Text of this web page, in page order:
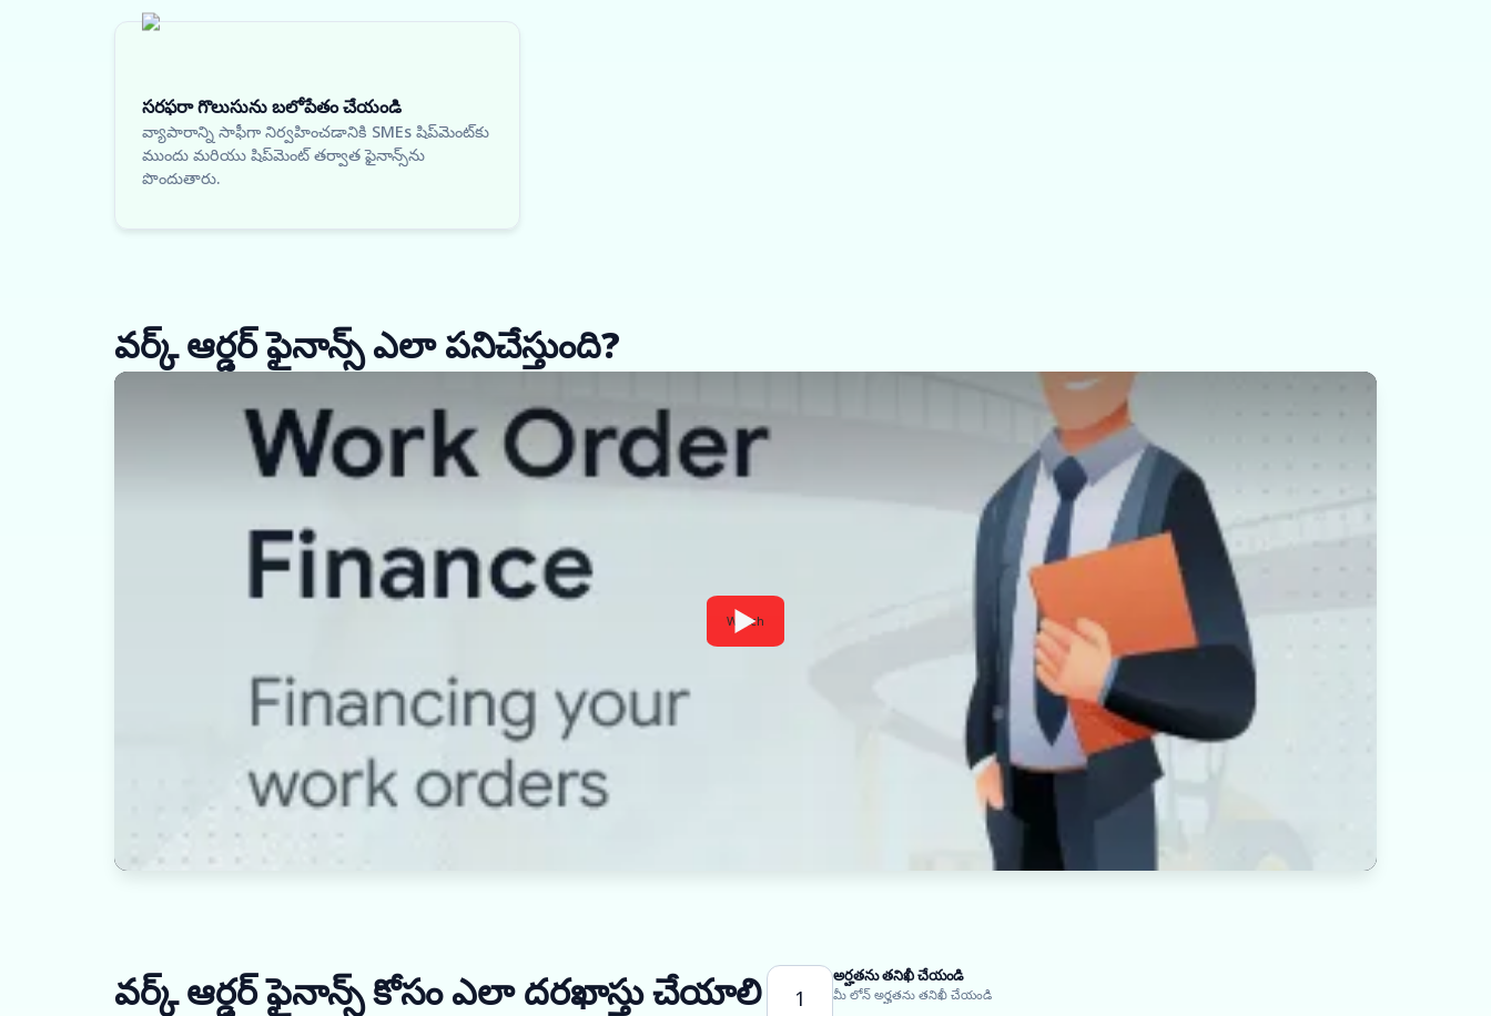
సరఫరా గొలుసును బలోపేతం చేయండి
వ్యాపారాన్ని సాఫీగా నిర్వహించడానికి SMEs షిప్‌మెంట్‌కు
ముందు మరియు షిప్‌మెంట్ తర్వాత ఫైనాన్స్‌ను
పొందుతారు.
వర్క్ ఆర్డర్ ఫైనాన్స్ ఎలా పనిచేస్తుంది?
Watch
వర్క్ ఆర్డర్ ఫైనాన్స్ కోసం ఎలా దరఖాస్తు చేయాలి 1
అర్హతను తనిఖీ చేయండి
మీ లోన్ అర్హతను తనిఖీ చేయండి